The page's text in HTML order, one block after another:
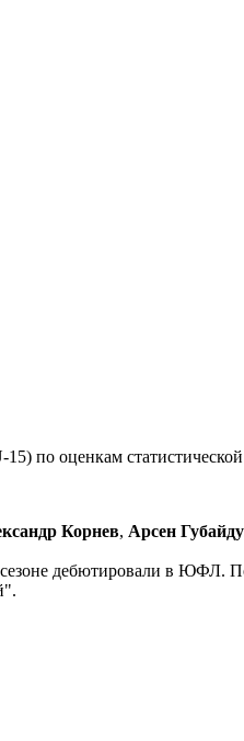
по оценкам
Корнев, Арсен
дебютировали в ЮФЛ.